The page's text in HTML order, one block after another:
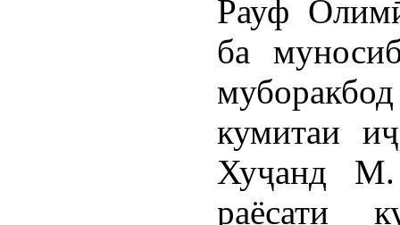
Рауф
ба
кумитаи
Хуҷанд М.
раёсати